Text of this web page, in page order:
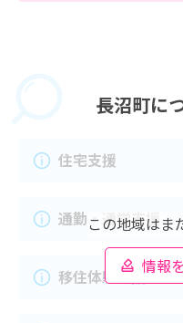
長沼町に
この地域はま
情報
住宅支援
通勤・通学支援
移住体験支援